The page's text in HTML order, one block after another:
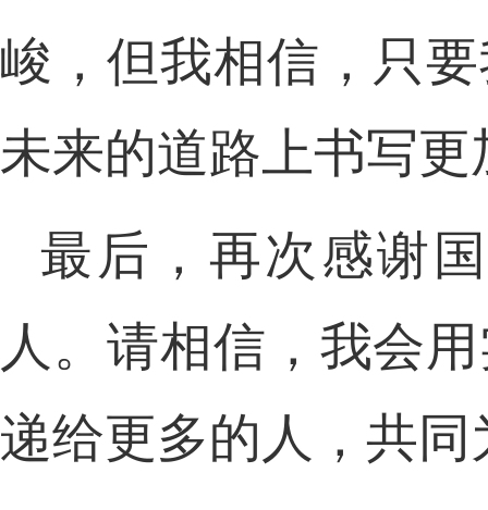
峻，但我相信，只
未来的道路上书写
最后，再次感谢
人。请相信，我会
递给更多的人，共